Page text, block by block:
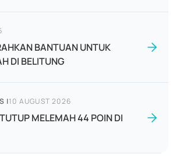
BANTUAN UNTUK
DI BELITUNG
|10 AUGUST 2026
MELEMAH 44 POIN DI